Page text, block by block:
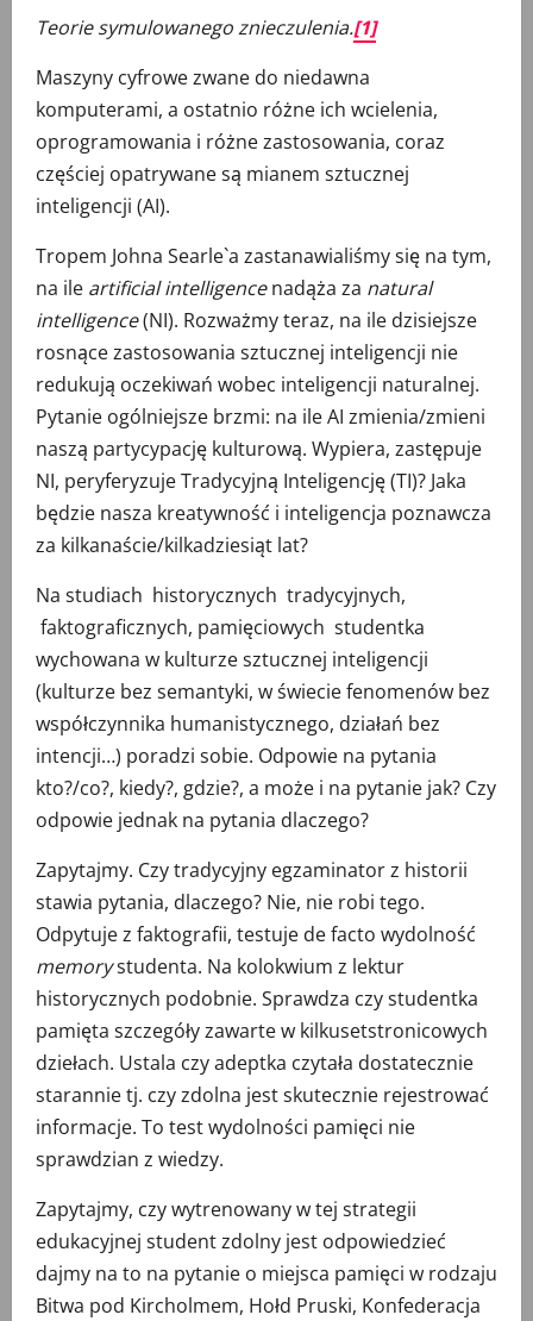
Teorie symulowanego znieczulenia.[1]
Maszyny cyfrowe zwane do niedawna
komputerami, a ostatnio różne ich wcielenia,
oprogramowania i różne zastosowania, coraz
częściej opatrywane są mianem sztucznej
inteligencji (AI).
Tropem Johna Searle`a zastanawialiśmy się na tym,
na ile artificial intelligencenadąża za natural
intelligence(NI). Rozważmy teraz, na ile dzisiejsze
rosnące zastosowania sztucznej inteligencji nie
redukują oczekiwań wobec inteligencji naturalnej.
Pytanie ogólniejsze brzmi: na ile AI zmienia/zmieni
naszą partycypację kulturową. Wypiera, zastępuje
NI, peryferyzuje Tradycyjną Inteligencję (TI)? Jaka
będzie nasza kreatywność i inteligencja poznawcza
za kilkanaście/kilkadziesiąt lat?
Na studiach historycznych tradycyjnych,
faktograficznych, pamięciowych studentka
wychowana w kulturze sztucznej inteligencji
(kulturze bez semantyki, w świecie fenomenów bez
współczynnika humanistycznego, działań bez
intencji…) poradzi sobie. Odpowie na pytania
kto?/co?, kiedy?, gdzie?, a może i na pytanie jak? Czy
odpowie jednak na pytania dlaczego?
Zapytajmy. Czy tradycyjny egzaminator z historii
stawia pytania, dlaczego? Nie, nie robi tego.
Odpytuje z faktografii, testuje de facto wydolność
memorystudenta. Na kolokwium z lektur
historycznych podobnie. Sprawdza czy studentka
pamięta szczegóły zawarte w kilkusetstronicowych
dziełach. Ustala czy adeptka czytała dostatecznie
starannie tj. czy zdolna jest skutecznie rejestrować
informacje. To test wydolności pamięci nie
sprawdzian z wiedzy.
Zapytajmy, czy wytrenowany w tej strategii
edukacyjnej student zdolny jest odpowiedzieć
dajmy na to na pytanie o miejsca pamięci w rodzaju
Bitwa pod Kircholmem, Hołd Pruski, Konfederacja